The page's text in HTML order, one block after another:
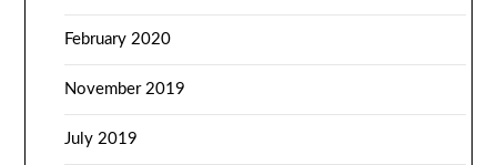
February 2020
November 2019
July 2019